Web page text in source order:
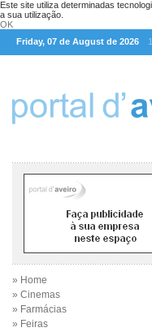
Este site utiliza determinadas
a sua utilização.
OK
Friday, 07 de August de 2026
» Home
» Cinemas
» Farmácias
» Feiras